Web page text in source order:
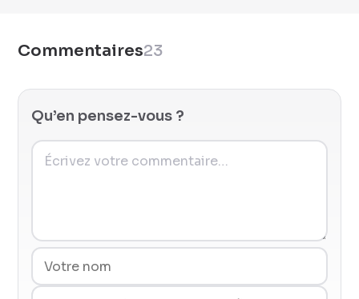
Commentaires23
Qu’en pensez-vous ?